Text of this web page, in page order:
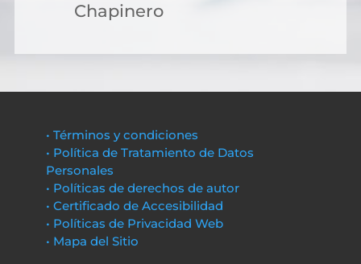
Chapinero
• Términos y condiciones
• Política de Tratamiento de Datos
Personales
• Políticas de derechos de autor
• Certificado de Accesibilidad
• Políticas de Privacidad Web
• Mapa del Sitio